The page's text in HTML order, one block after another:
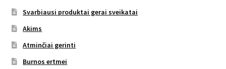
Svarbiausi produktai gerai sveikatai
Akims
Atminčiai gerinti
Burnos ertmei